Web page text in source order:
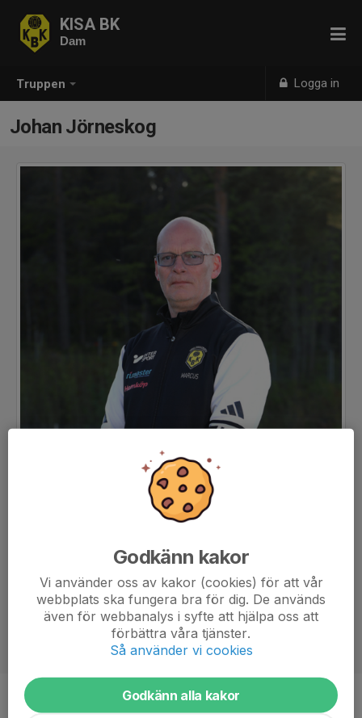
Truppen Logga in
KISA BK
Dam
Johan Jörneskog
Titel
Godkänn kakor
Vi använder oss av kakor (cookies) för att vår
webbplats ska fungera bra för dig. De används
även för webbanalys i syfte att hjälpa oss att
förbättra våra tjänster.
Så använder vi cookies
Godkänn alla kakor